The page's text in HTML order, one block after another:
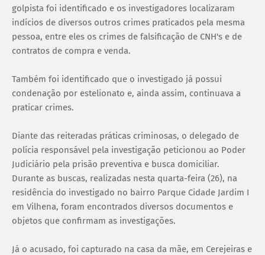
golpista foi identificado e os investigadores localizaram
indícios de diversos outros crimes praticados pela mesma
pessoa, entre eles os crimes de falsificação de CNH's e de
contratos de compra e venda.
Também foi identificado que o investigado já possui
condenação por estelionato e, ainda assim, continuava a
praticar crimes.
Diante das reiteradas práticas criminosas, o delegado de
polícia responsável pela investigação peticionou ao Poder
Judiciário pela prisão preventiva e busca domiciliar.
Durante as buscas, realizadas nesta quarta-feira (26), na
residência do investigado no bairro Parque Cidade Jardim I
em Vilhena, foram encontrados diversos documentos e
objetos que confirmam as investigações.
Já o acusado, foi capturado na casa da mãe, em Cerejeiras e